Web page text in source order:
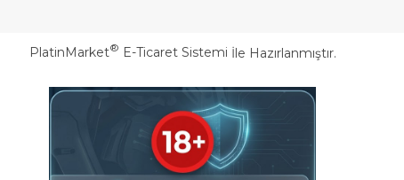
PlatinMarket® E-Ticaret Sistemi İle Hazırlanmıştır.